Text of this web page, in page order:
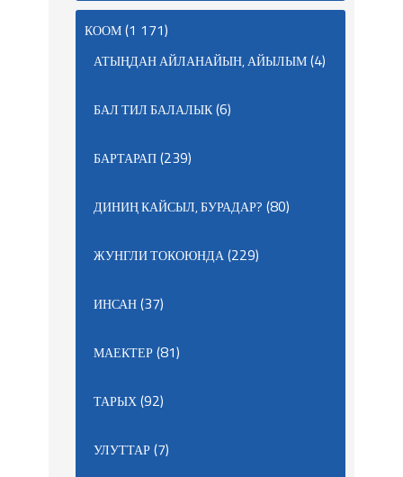
КООМ(1 171)
АТЫҢДАН АЙЛАНАЙЫН, АЙЫЛЫМ(4)
БАЛ ТИЛ БАЛАЛЫК(6)
БАРТАРАП(239)
ДИНИҢ КАЙСЫЛ, БУРАДАР? (80)
ЖУНГЛИ ТОКОЮНДА(229)
ИНСАН(37)
МАЕКТЕР(81)
ТАРЫХ(92)
УЛУТТАР(7)